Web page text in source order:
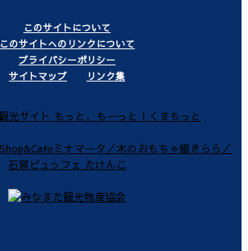
このサイトについて
このサイトへのリンクについて
プライバシーポリシー
サイトマップ
リンク集